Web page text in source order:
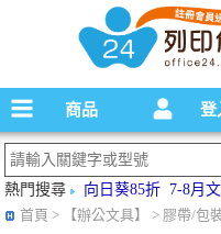
碳粉匣，墨水匣,原廠碳粉匣，副廠
倉庫
商品 登
熱門搜尋 向日葵85折 7-8月
首頁 > 【辦公文具】 > 膠帶/包